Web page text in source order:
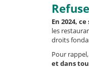
En 2024,
les
droits
Pour rappel,
et dans